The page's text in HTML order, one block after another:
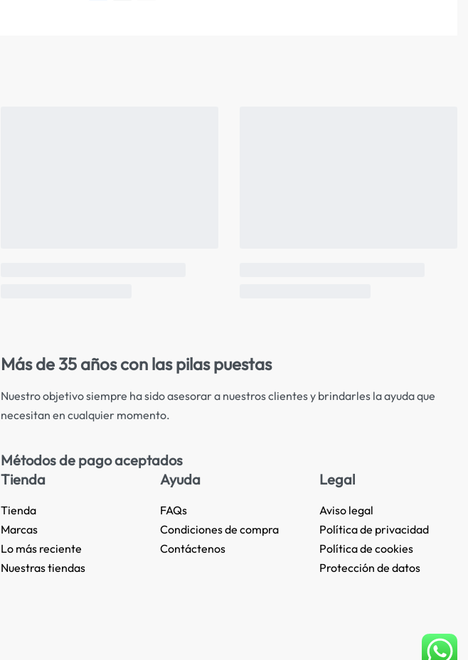
Más de 35 años con las pilas puestas
Nuestro objetivo siempre ha sido asesorar a nuestros clientes y brindarles la ayuda que
necesitan en cualquier momento.
Métodos de pago aceptados
Tienda
Tienda
Marcas
Lo más reciente​
Nuestras tiendas​
Ayuda
FAQs
Condiciones de compra
Contáctenos
Legal
Aviso legal
Política de privacidad
Política de cookies
Protección de datos